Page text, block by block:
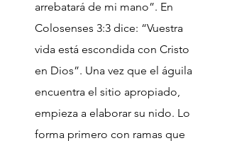
arrebatará de mi mano”. En
Colosenses 3:3 dice: “Vuestra
vida está escondida con Cristo
en Dios”. Una vez que el águila
encuentra el sitio apropiado,
empieza a elaborar su nido. Lo
forma primero con ramas que